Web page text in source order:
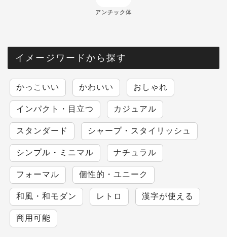
アンチック体
イメージワードから探す
かっこいい かわいい おしゃれ
インパクト・目立つ カジュアル
スタンダード シャープ・スタイリッシュ
シンプル・ミニマル ナチュラル
フォーマル 個性的・ユニーク
和風・和モダン レトロ 漢字が使える
商用可能